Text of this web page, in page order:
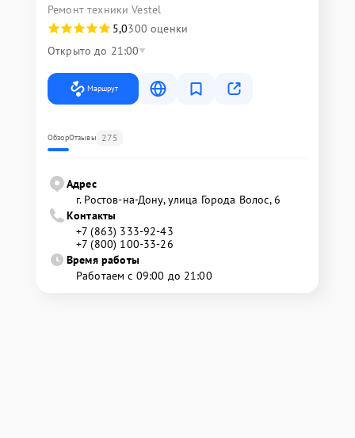
Ремонт техники Vestel
5,0300 оценки
Открыто до 21:00
Маршрут
ОбзорОтзывы 275
Адрес
г. Ростов-на-Дону, улица Города Волос, 6
Контакты
+7 (863) 333-92-43
+7 (800) 100-33-26
Время работы
Работаем с 09:00 до 21:00